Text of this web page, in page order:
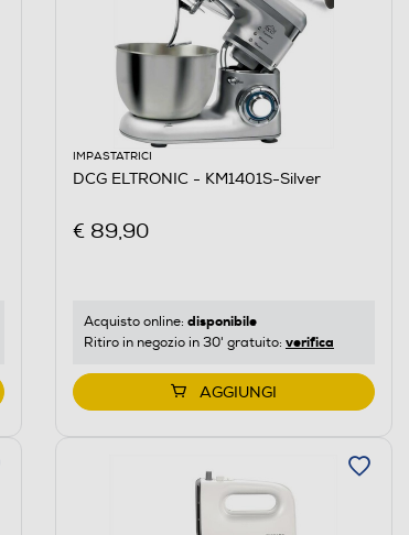
IMPASTATRICI
DCG ELTRONIC - KM1401S-Silver
€ 89,90
Acquisto online: disponibile
Ritiro in negozio in 30' gratuito: verifica
AGGIUNGI